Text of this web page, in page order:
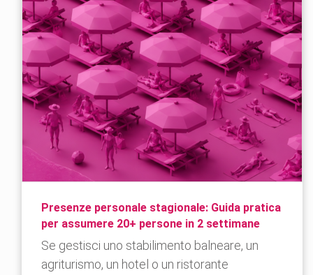
Presenze personale stagionale: Guida pratica
per assumere 20+ persone in 2 settimane
Se gestisci uno stabilimento balneare, un
agriturismo, un hotel o un ristorante